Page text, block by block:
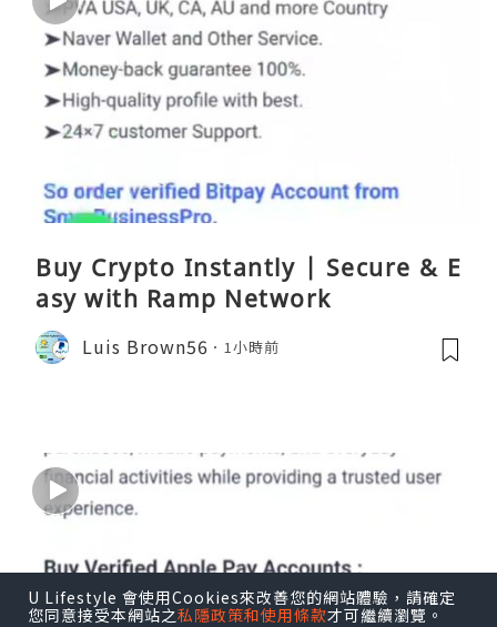
Buy Crypto Instantly | Secure & E
asy with Ramp Network
Luis Brown56 1小時前
U Lifestyle 會使用Cookies來改善您的網站體驗，請確定
您同意接受本網站之私隱政策和使用條款才可繼續瀏覽。